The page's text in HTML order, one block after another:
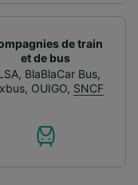
de train
et de bus
, BlaBlaCar Bus,
, OUIGO, SNCF